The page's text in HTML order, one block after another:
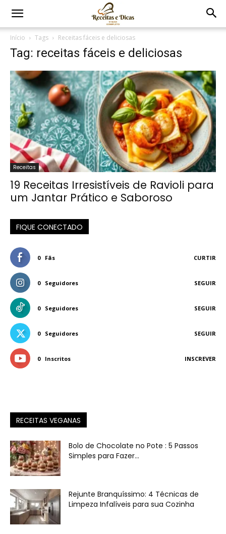
Início Tags Receitas fáceis e deliciosas
Tag: receitas fáceis e deliciosas
Receitas
19 Receitas Irresistíveis de Ravioli para
um Jantar Prático e Saboroso
FIQUE CONECTADO
0 Fãs CURTIR
0 Seguidores SEGUIR
0 Seguidores SEGUIR
0 Seguidores SEGUIR
0 Inscritos INSCREVER
RECEITAS VEGANAS
Bolo de Chocolate no Pote : 5 Passos
Simples para Fazer...
Rejunte Branquíssimo: 4 Técnicas de
Limpeza Infalíveis para sua Cozinha